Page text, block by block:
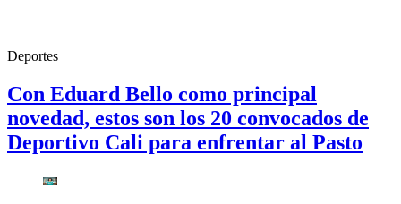
Deportes
Con Eduard Bello como principal
novedad, estos son los 20 convocados de
Deportivo Cali para enfrentar al Pasto